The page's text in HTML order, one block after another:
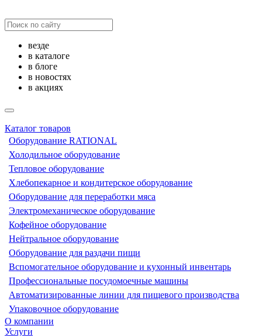
везде
в каталоге
в блоге
в новостях
в акциях
Каталог товаров
Оборудование RATIONAL
Холодильное оборудование
Тепловое оборудование
Хлебопекарное и кондитерское оборудование
Оборудование для переработки мяса
Электромеханическое оборудование
Кофейное оборудование
Нейтральное оборудование
Оборудование для раздачи пищи
Вспомогательное оборудование и кухонный инвентарь
Профессиональные посудомоечные машины
Автоматизированные линии для пищевого производства
Упаковочное оборудование
О компании
Услуги